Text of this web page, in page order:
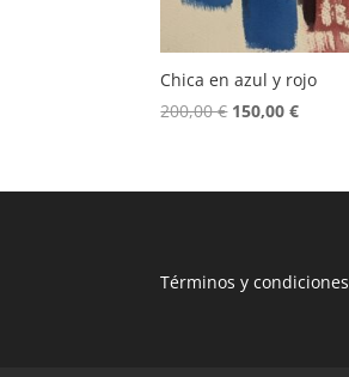
Chica en azul y rojo
200,00€ El
era:
150,00€El
es:
Términos y condiciones